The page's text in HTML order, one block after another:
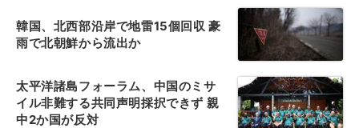
韓国、北西部沿岸で地雷15個回収 豪
雨で北朝鮮から流出か
太平洋諸島フォーラム、中国のミサ
イル非難する共同声明採択できず 親
中2か国が反対